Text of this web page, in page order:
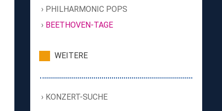
PHILHARMONIC POPS
BEETHOVEN-TAGE
WEITERE
KONZERT-SUCHE